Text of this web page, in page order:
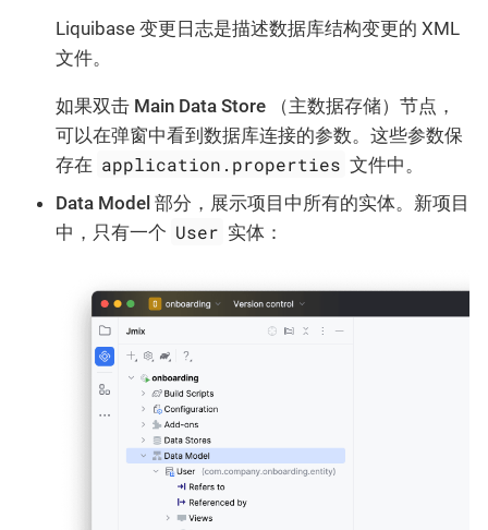
Liquibase 变更日志是描述数据库结构变更的 XML
文件。
如果双击 Main Data Store （主数据存储）节点，
可以在弹窗中看到数据库连接的参数。这些参数保
存在 application.properties 文件中。
Data Model 部分，展示项目中所有的实体。新项目
中，只有一个 User 实体：